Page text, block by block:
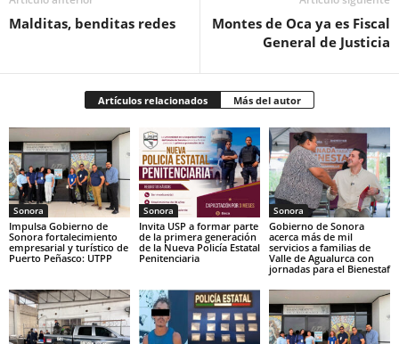
Malditas, benditas redes
Montes de Oca ya es Fiscal
General de Justicia
Artículos relacionados Más del autor
Sonora
Impulsa Gobierno de
Sonora fortalecimiento
empresarial y turístico de
Puerto Peñasco: UTPP
Sonora
Invita USP a formar parte
de la primera generación
de la Nueva Policía Estatal
Penitenciaria
Sonora
Gobierno de Sonora
acerca más de mil
servicios a familias de
Valle de Agualurca con
jornadas para el Bienestaf